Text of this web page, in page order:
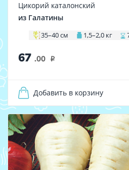
Цикорий каталонский
из Галатины
35–40 см 1,5–2,0 кг
67 .00 i
Добавить в корзину